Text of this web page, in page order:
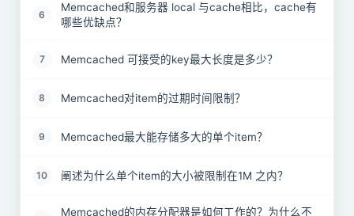
6
Memcached和服务器 local 与cache相比，cache有
哪些优缺点？
7 Memcached 可接受的key最大长度是多少？
8 Memcached对item的过期时间限制？
9 Memcached最大能存储多大的单个item？
10 阐述为什么单个item的大小被限制在1M 之内？
Memcached的内存分配器是如何工作的？为什么不